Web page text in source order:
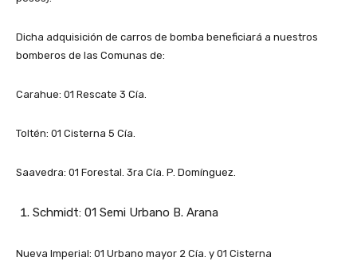
Dicha adquisición de carros de bomba beneficiará a nuestros
bomberos de las Comunas de:
Carahue: 01 Rescate 3 Cía.
Toltén: 01 Cisterna 5 Cía.
Saavedra: 01 Forestal. 3ra Cía. P. Domínguez.
Schmidt: 01 Semi Urbano B. Arana
Nueva Imperial: 01 Urbano mayor 2 Cía. y 01 Cisterna